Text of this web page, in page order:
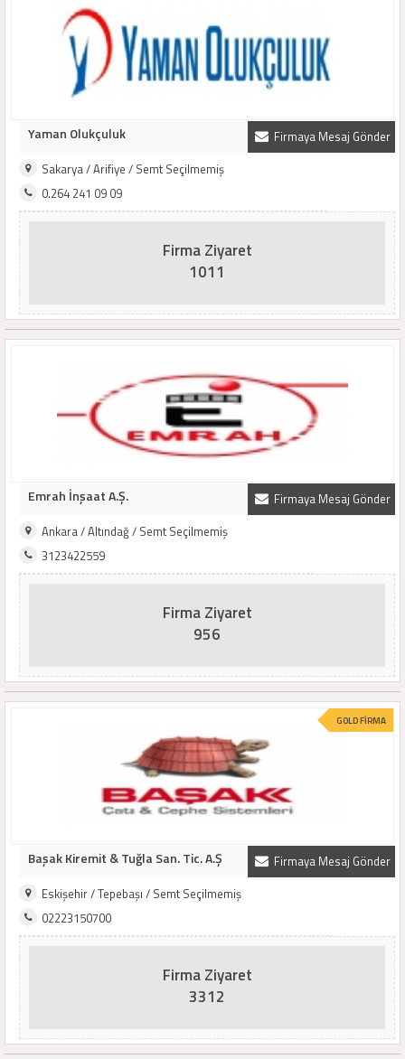
Firmaya Mesaj Gönder
Yaman Olukçuluk
Sakarya / Arifiye / Semt Seçilmemiş
0.264 241 09 09
Firma Ziyaret
1011
Firmaya Mesaj Gönder
Emrah İnşaat A.Ş.
Ankara / Altındağ / Semt Seçilmemiş
3123422559
Firma Ziyaret
956
GOLD FİRMA
Firmaya Mesaj Gönder
Başak Kiremit & Tuğla San. Tic. A.Ş
Eskişehir / Tepebaşı / Semt Seçilmemiş
02223150700
Firma Ziyaret
3312